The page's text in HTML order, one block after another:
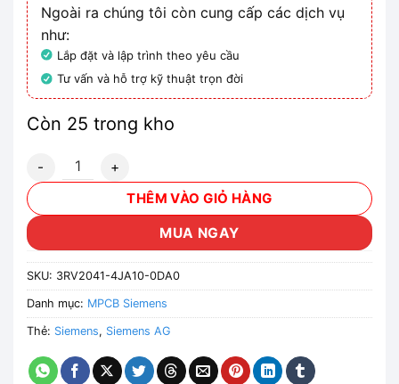
Ngoài ra chúng tôi còn cung cấp các dịch vụ
như:
Lắp đặt và lập trình theo yêu cầu
Tư vấn và hỗ trợ kỹ thuật trọn đời
Còn 25 trong kho
3RV2041-4JA10-0DA0 - Bộ ngắt mạch bảo vệ motor số
THÊM VÀO GIỎ HÀNG
MUA NGAY
SKU: 3RV2041-4JA10-0DA0
Danh mục: MPCB Siemens
Thẻ: Siemens, Siemens AG